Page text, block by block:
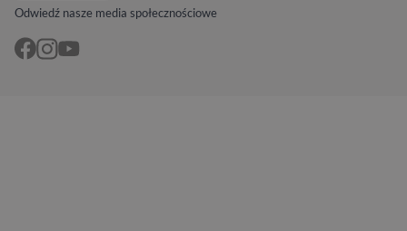
Odwiedź nasze media społecznościowe